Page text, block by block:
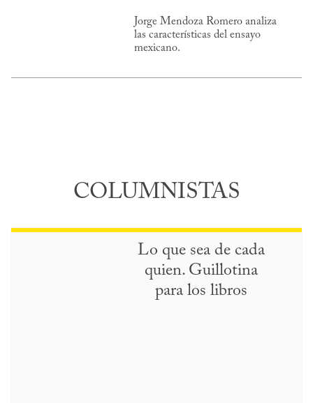
Jorge Mendoza Romero analiza
las características del ensayo
mexicano.
COLUMNISTAS
Lo que sea de cada
quien. Guillotina
para los libros